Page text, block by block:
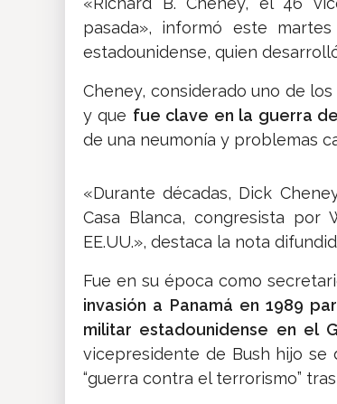
pasada», informó este
estadounidense, quien
Cheney, considerado uno de
y que fue clave en la guerra
de una neumonía y problemas
«Durante décadas, Dick
Casa Blanca, congresista por
EE.UU.», destaca la nota
Fue en su época como
invasión a Panamá en 1989
militar estadounidense en el
vicepresidente de Bush hijo
“guerra contra el terrorismo”